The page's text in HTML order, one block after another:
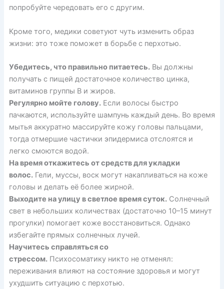
попробуйте чередоватьего с другим.
Кроме того, медики советуют чуть изменить образ
жизни: это тоже поможет в борьбе с перхотью.
Убедитесь, что правильно питаетесь.Вы должны
получать с пищей достаточное количество цинка,
витаминов группы В и жиров.
Регулярно мойте голову.Если волосы быстро
пачкаются, используйте шампунь каждый день. Во время
мытья аккуратно массируйте кожу головы пальцами,
тогда отмершие частички эпидермиса отслоятся и
легко смоются водой.
На время откажитесь от средств для укладки
волос.Гели, муссы, воск могут накапливаться на коже
головы и делать её более жирной.
Выходите на улицу в светлое время суток.Солнечный
свет в небольших количествах (достаточно 10–15 минут
прогулки) помогает коже восстановиться. Однако
избегайте прямых солнечных лучей.
Научитесь справляться со
стрессом.Психосоматику никто не отменял:
переживания влияют на состояние здоровья и могут
ухудшить ситуацию с перхотью.